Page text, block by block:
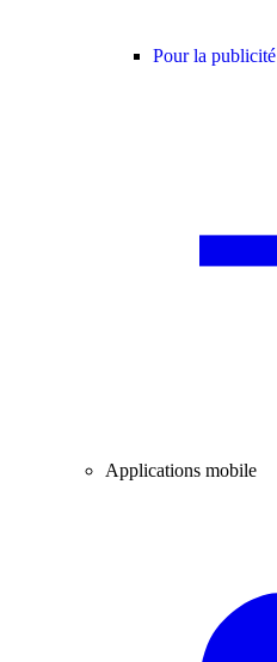
Pour la publicité
Applications mobile